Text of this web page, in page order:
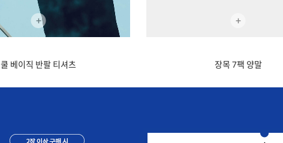
+
쿨 베이직 반팔 티셔츠
+
장목 7팩 양말